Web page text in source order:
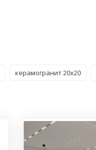
керамогранит 20x20